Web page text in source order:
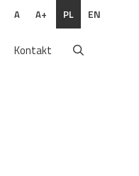
A A+ PL EN
Kontakt